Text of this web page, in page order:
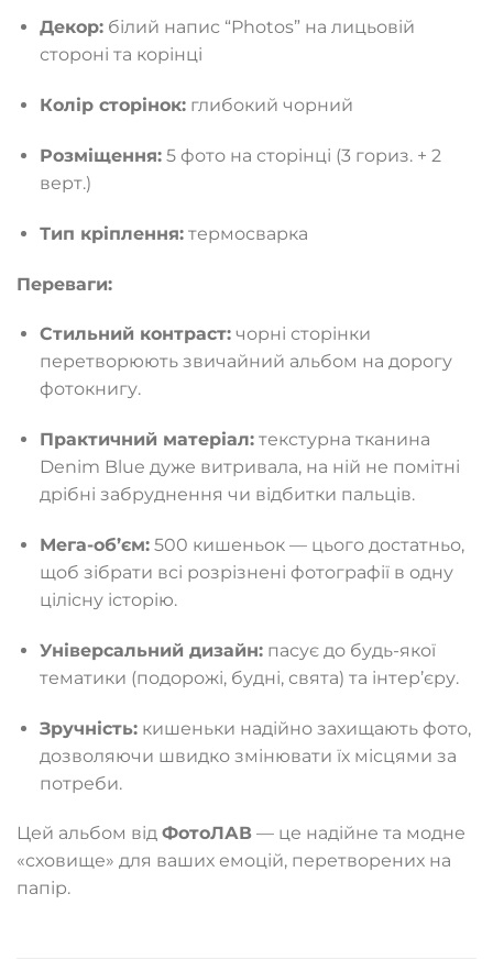
Декор:білий напис “Photos” на лицьовій
стороні та корінці
Колір сторінок:глибокий чорний
Розміщення:5 фото на сторінці (3 гориз. + 2
верт.)
Тип кріплення:термосварка
Переваги:
Стильний контраст:чорні сторінки
перетворюють звичайний альбом на дорогу
фотокнигу.
Практичний матеріал:текстурна тканина
Denim Blue дуже витривала, на ній не помітні
дрібні забруднення чи відбитки пальців.
Мега-об’єм:500 кишеньок — цього достатньо,
щоб зібрати всі розрізнені фотографії в одну
цілісну історію.
Універсальний дизайн:пасує до будь-якої
тематики (подорожі, будні, свята) та інтер’єру.
Зручність:кишеньки надійно захищають фото,
дозволяючи швидко змінювати їх місцями за
потреби.
Цей альбом від ФотоЛАВ — це надійне та модне
«сховище» для ваших емоцій, перетворених на
папір.